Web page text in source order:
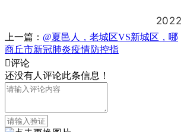
2022
上一篇： @夏邑人，老城区VS新城区，哪
商丘市新冠肺炎疫情防控指
评论
还没有人评论此条信息！